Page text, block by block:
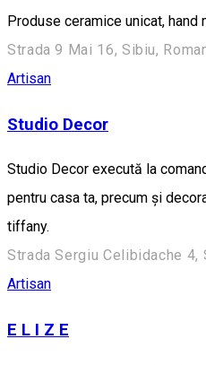
Produse ceramice unicat, hand
Strada 9 Mai 16, Sibiu,
Artisan
Studio Decor
Studio Decor execută la
pentru casa ta, precum și
tiffany.
Strada Sergiu Celibidache 4,
Artisan
E L I Z E